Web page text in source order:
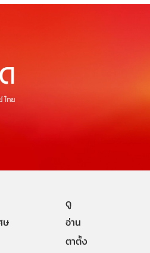
ดู
ษ
อ่าน
ตาตั้ง